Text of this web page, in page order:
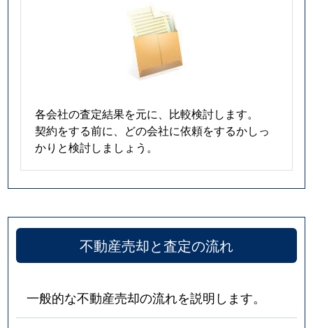
各会社の査定結果を元に、比較検討します。
契約をする前に、どの会社に依頼をするかしっ
かりと検討しましょう。
不動産売却と査定の流れ
一般的な不動産売却の流れを説明します。